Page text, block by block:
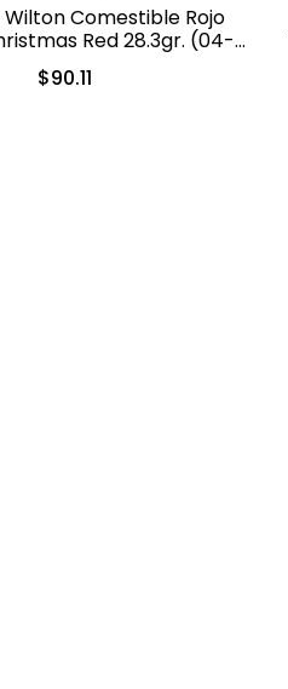
Comestible Rojo
Red 28.3gr. (04-
0-0042)
$90.11